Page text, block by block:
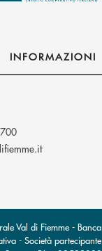
INFORMAZIONI
(si apre
Val di Fiemme -
- Società